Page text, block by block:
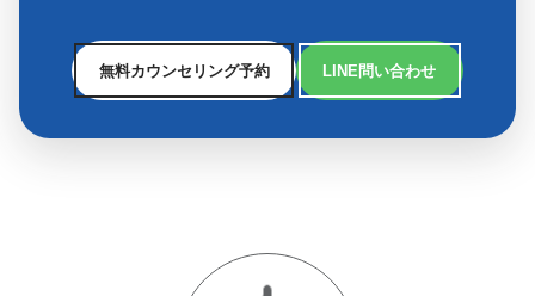
無料カウンセリング予約 LINE問い合わせ